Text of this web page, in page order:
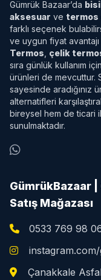
Gümrük Bazaar’da
aksesuar ve termos
farklı seçenek
ve uygun fiyat
Termos çelik
sıra günlük kullanım
ürünleri de mevcuttur.
sayesinde aradığınız
alternatifleri
bireysel hem de ticari
sunulmaktadır.
GümrükBazaar
Satış Mağazası
0533 769 98
Çanakkale